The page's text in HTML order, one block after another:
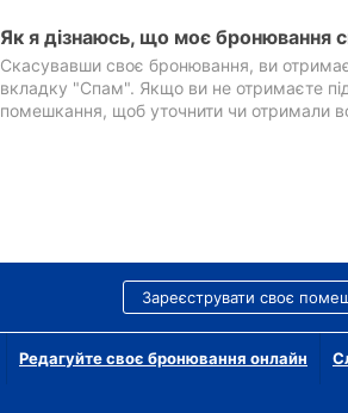
Як я дізнаюсь, що моє бронювання
Скасувавши своє бронювання, ви
вкладку "Спам". Якщо ви не отримаєте
помешкання, щоб уточнити чи отримали
Зареєструвати своє
Редагуйте своє бронювання онлайн